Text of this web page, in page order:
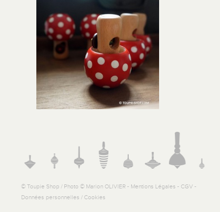
© Toupie Shop / Photo © Marion OLIVIER - Mentions Légales - CGV -
Données personnelles / Cookies